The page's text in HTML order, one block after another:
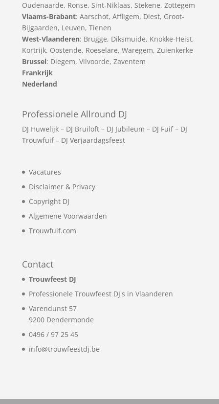
Oudenaarde, Ronse, Sint-Niklaas, Stekene, Zottegem
Vlaams-Brabant: Aarschot, Affligem, Diest, Groot-
Bijgaarden, Leuven, Tienen
West-Vlaanderen: Brugge, Diksmuide, Knokke-Heist,
Kortrijk, Oostende, Roeselare, Waregem, Zuienkerke
Brussel: Diegem, Vilvoorde, Zaventem
Frankrijk
Nederland
Professionele Allround DJ
DJ Huwelijk– DJ Bruiloft– DJ Jubileum – DJ Fuif– DJ
Trouwfuif– DJ Verjaardagsfeest
Vacatures
Disclaimer & Privacy
Copyright DJ
Algemene Voorwaarden
Trouwfuif.com
Contact
Trouwfeest DJ
Professionele Trouwfeest DJ's in Vlaanderen
Varendunst 57
9200 Dendermonde
0496 / 97 25 45
info@trouwfeestdj.be